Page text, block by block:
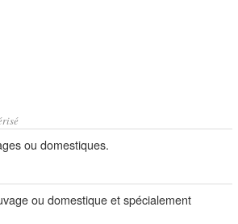
ou domestiques.
ou domestique et spécialement